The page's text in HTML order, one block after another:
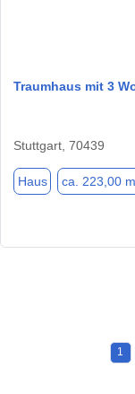
Traumhaus mit 3
Stuttgart, 70439
Haus ca. 223,00
1